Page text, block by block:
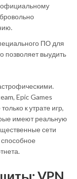
официальному
ПО для
позволяет выудить
Epic Games
к утрате игр,
имеют реальную
сети